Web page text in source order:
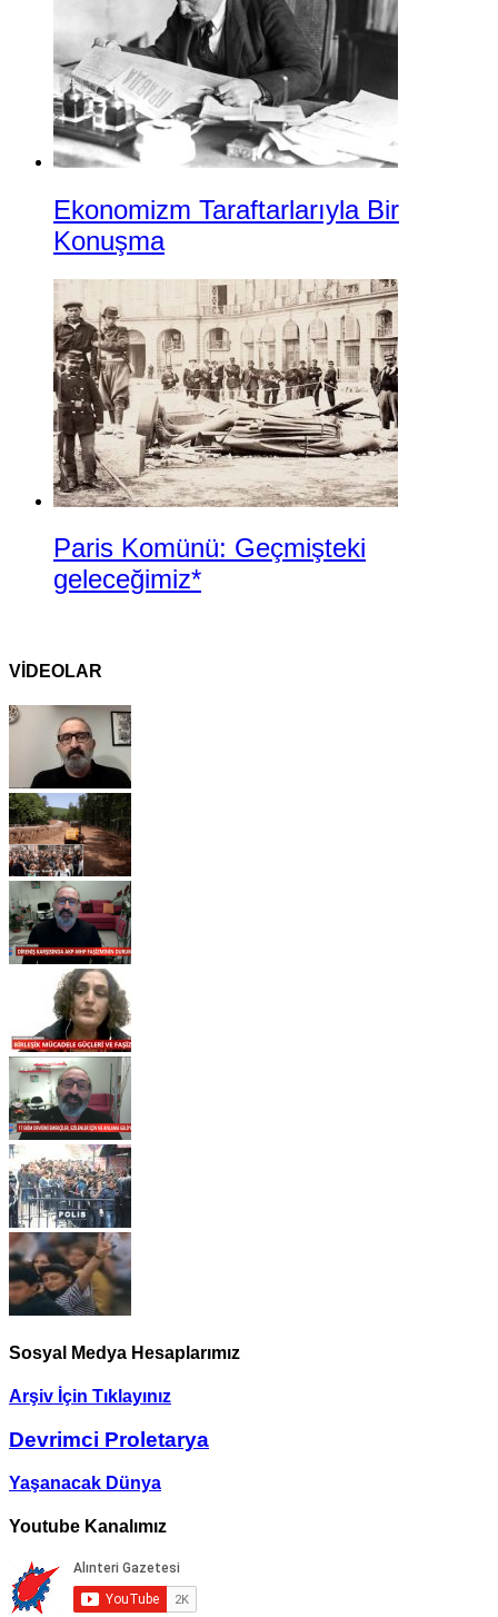
Ekonomizm Taraftarlarıyla Bir
Konuşma
Paris Komünü: Geçmişteki
geleceğimiz*
VİDEOLAR
Sosyal Medya Hesaplarımız
Arşiv İçin Tıklayınız
Devrimci Proletarya
Yaşanacak Dünya
Youtube Kanalımız